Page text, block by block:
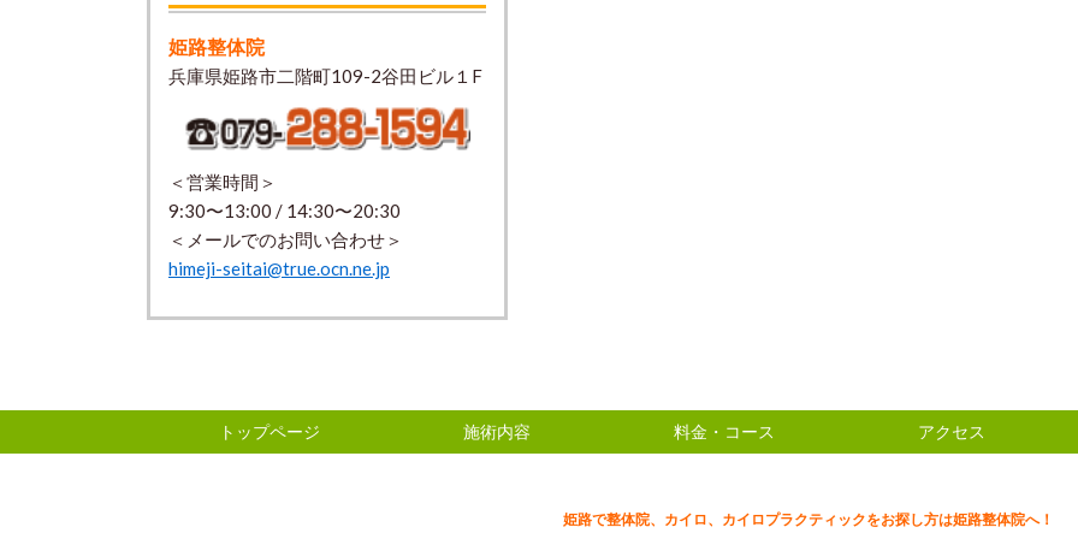
姫路整体院
兵庫県姫路市二階町109-2谷田ビル１F
＜営業時間＞
9:30〜13:00 / 14:30〜20:30
＜メールでのお問い合わせ＞
himeji-seitai@true.ocn.ne.jp
トップページ 施術内容 料金・コース アクセス
姫路で整体院、カイロ、カイロプラクティックをお探し方は姫路整体院へ！